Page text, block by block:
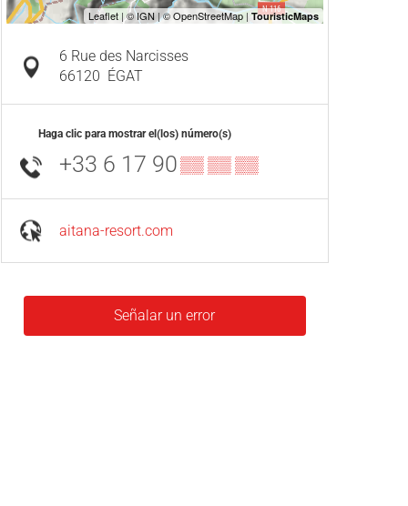
6 Rue des Narcisses
66120 ÉGAT
Haga clic para mostrar el(los) número(s)
+33 6 17 90▒▒ ▒▒ ▒▒
aitana-resort.com
Señalar un error